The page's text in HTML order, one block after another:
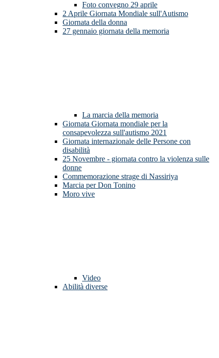
Foto convegno 29 aprile
2 Aprile Giornata Mondiale sull'Autismo
Giornata della donna
27 gennaio giornata della memoria
La marcia della memoria
Giornata Giornata mondiale per la
consapevolezza sull'autismo 2021
Giornata internazionale delle Persone con
disabilità
25 Novembre - giornata contro la violenza sulle
donne
Commemorazione strage di Nassiriya
Marcia per Don Tonino
Moro vive
Video
Abilità diverse